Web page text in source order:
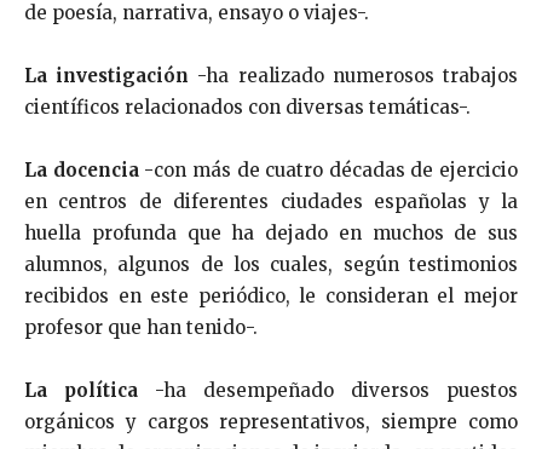
de poesía, narrativa, ensayo o viajes-.
La investigación -ha realizado numerosos trabajos
científicos relacionados con diversas temáticas-.
La docencia-con más de cuatro décadas de ejercicio
en centros de diferentes ciudades españolas y la
huella profunda que ha dejado en muchos de sus
alumnos, algunos de los cuales, según testimonios
recibidos en este periódico, le consideran el mejor
profesor que han tenido-.
La política -ha desempeñado diversos puestos
orgánicos y cargos representativos, siempre como